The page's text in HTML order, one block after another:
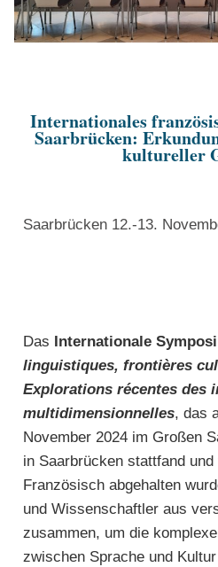
Internationales
Saarbrücken:
kultureller
Saarbrücken 12.-13.
Das Internationale
linguistiques, frontières
Explorations récentes des
multidimensionnelles, das
November 2024 im Großen
in Saarbrücken stattfand
Französisch abgehalten
und Wissenschaftler aus
zusammen, um die
zwischen Sprache und